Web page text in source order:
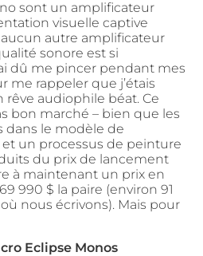
sont un amplificateur
visuelle captive
autre amplificateur
sonore est si
dû me pincer pendant mes
me rappeler que j’étais
rêve audiophile béat. Ce
bon marché – bien que les
le modèle de
un processus de peinture
du prix de lancement
à maintenant un prix en
990 $ la paire (environ 91
nous écrivons). Mais pour
Eclipse Monos